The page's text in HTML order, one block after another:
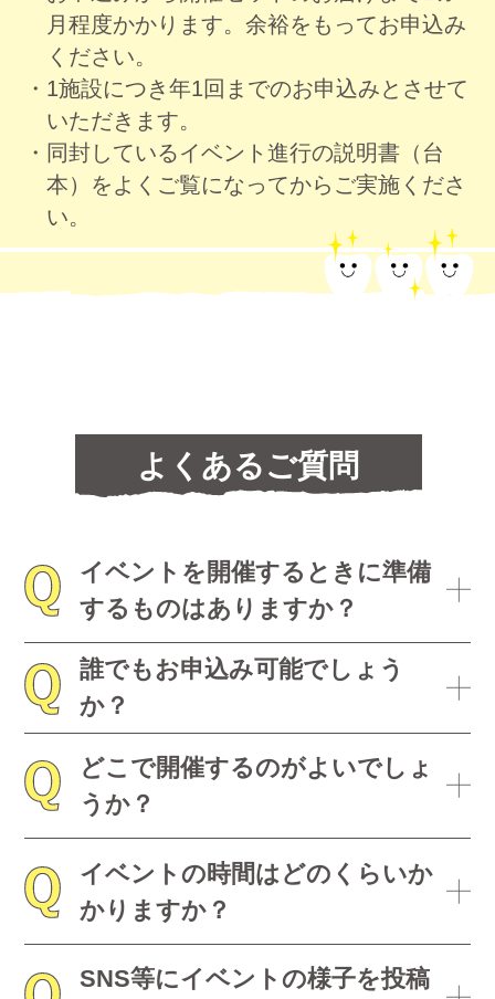
月程度かかります。余裕をもってお申込み
ください。
1施設につき年1回までのお申込みとさせて
いただきます。
同封しているイベント進行の説明書（台
本）をよくご覧になってからご実施くださ
い。
よくあるご質問
イベントを開催するときに準備
するものはありますか？
誰でもお申込み可能でしょう
か？
どこで開催するのがよいでしょ
うか？
イベントの時間はどのくらいか
かりますか？
SNS等にイベントの様子を投稿